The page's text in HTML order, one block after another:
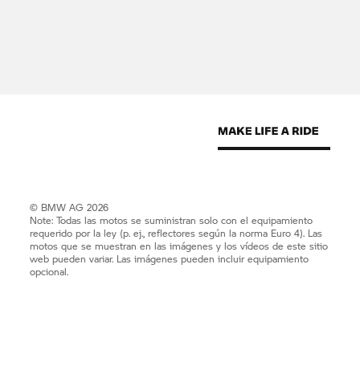
© BMW AG 2026
Note: Todas las motos se suministran solo con el equipamiento
requerido por la ley (p. ej., reflectores según la norma Euro 4). Las
motos que se muestran en las imágenes y los vídeos de este sitio
web pueden variar. Las imágenes pueden incluir equipamiento
opcional.